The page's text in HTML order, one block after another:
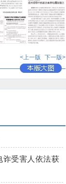
<上一版 下一版>
诈受害人依法获